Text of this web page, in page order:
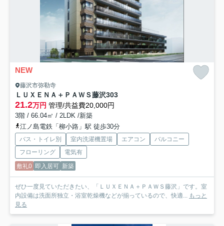
NEW
藤沢市弥勒寺
ＬＵＸＥＮＡ＋ＰＡＷＳ藤沢303
21.2万円 管理/共益費20,000円
3階 / 66.04㎡ / 2LDK /新築
江ノ島電鉄「柳小路」駅 徒歩30分
バス・トイレ別 室内洗濯機置場 エアコン
バルコニー
フローリング
電気有
敷礼0 即入居可 新築
ぜひ一度見ていただきたい、「ＬＵＸＥＮＡ＋ＰＡＷＳ藤沢」です。室
内設備は洗面所独立・浴室乾燥機などが揃っているので、快適... もっと
見る